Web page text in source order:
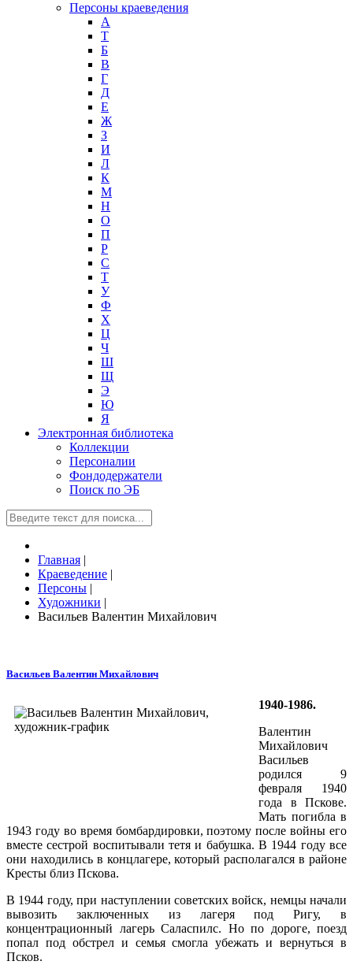
Персоны краеведения
А
T
Б
В
Г
Д
Е
Ж
З
И
Л
К
М
Н
О
П
Р
С
Т
У
Ф
Х
Ц
Ч
Ш
Щ
Э
Ю
Я
Электронная библиотека
Коллекции
Персоналии
Фондодержатели
Поиск по ЭБ
Главная |
Краеведение |
Персоны |
Художники |
Васильев Валентин Михайлович
Васильев Валентин Михайлович
1940-1986.
Валентин
Михайлович
Васильев
родился 9
февраля 1940
года в Пскове.
Мать погибла в
1943 году во время бомбардировки, поэтому после войны его
вместе сестрой воспитывали тетя и бабушка. В 1944 году все
они находились в концлагере, который располагался в районе
Кресты близ Пскова.
В 1944 году, при наступлении советских войск, немцы начали
вывозить заключенных из лагеря под Ригу, в
концентрационный лагерь Саласпилс. Но по дороге, поезд
попал под обстрел и семья смогла убежать и вернуться в
Псков.